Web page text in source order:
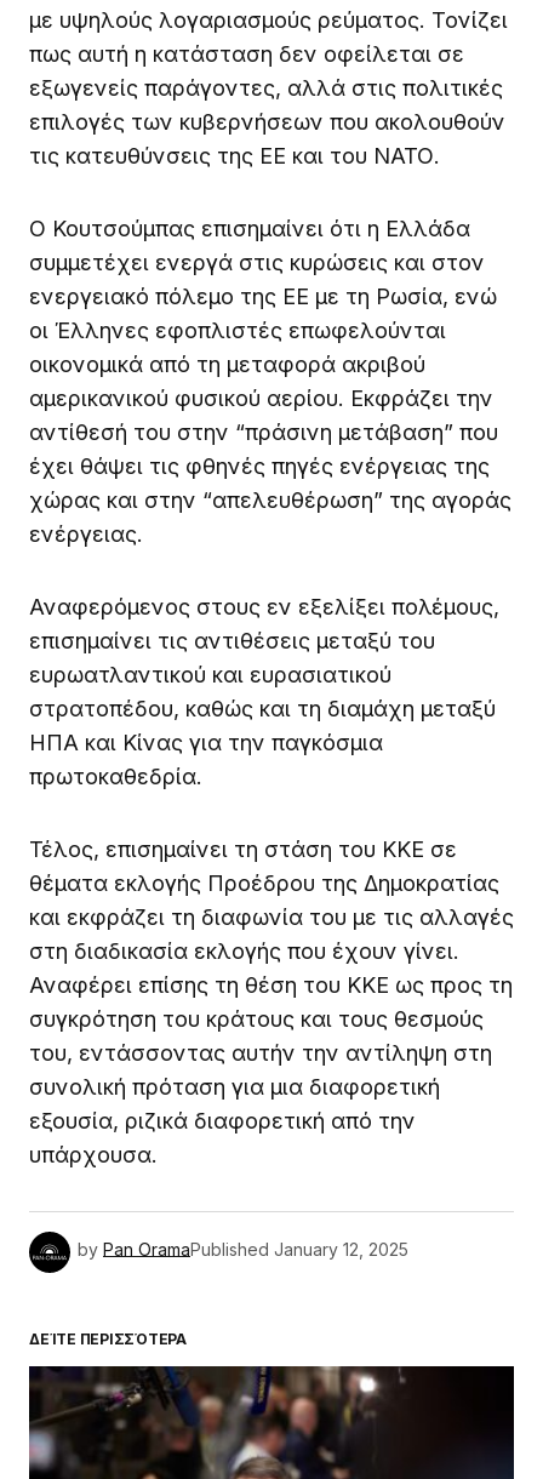
με υψηλούς λογαριασμούς ρεύματος. Τονίζει
πως αυτή η κατάσταση δεν οφείλεται σε
εξωγενείς παράγοντες, αλλά στις πολιτικές
επιλογές των κυβερνήσεων που ακολουθούν
τις κατευθύνσεις της ΕΕ και του ΝΑΤΟ.
Ο Κουτσούμπας επισημαίνει ότι η Ελλάδα
συμμετέχει ενεργά στις κυρώσεις και στον
ενεργειακό πόλεμο της ΕΕ με τη Ρωσία, ενώ
οι Έλληνες εφοπλιστές επωφελούνται
οικονομικά από τη μεταφορά ακριβού
αμερικανικού φυσικού αερίου. Εκφράζει την
αντίθεσή του στην “πράσινη μετάβαση” που
έχει θάψει τις φθηνές πηγές ενέργειας της
χώρας και στην “απελευθέρωση” της αγοράς
ενέργειας.
Αναφερόμενος στους εν εξελίξει πολέμους,
επισημαίνει τις αντιθέσεις μεταξύ του
ευρωατλαντικού και ευρασιατικού
στρατοπέδου, καθώς και τη διαμάχη μεταξύ
ΗΠΑ και Κίνας για την παγκόσμια
πρωτοκαθεδρία.
Τέλος, επισημαίνει τη στάση του ΚΚΕ σε
θέματα εκλογής Προέδρου της Δημοκρατίας
και εκφράζει τη διαφωνία του με τις αλλαγές
στη διαδικασία εκλογής που έχουν γίνει.
Αναφέρει επίσης τη θέση του ΚΚΕ ως προς τη
συγκρότηση του κράτους και τους θεσμούς
του, εντάσσοντας αυτήν την αντίληψη στη
συνολική πρόταση για μια διαφορετική
εξουσία, ριζικά διαφορετική από την
υπάρχουσα.
by Pan OramaPublished January 12, 2025
ΔΕΊΤΕ ΠΕΡΙΣΣΌΤΕΡΑ